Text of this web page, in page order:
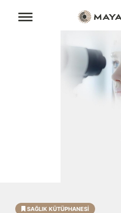
SAĞLIK KÜTÜPHANESI